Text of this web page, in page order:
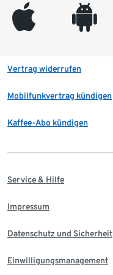
appleinc android
Vertrag widerrufen
Mobilfunkvertrag kündigen
Kaffee-Abo kündigen
Service & Hilfe
Impressum
Datenschutz und Sicherheit
Einwilligungsmanagement